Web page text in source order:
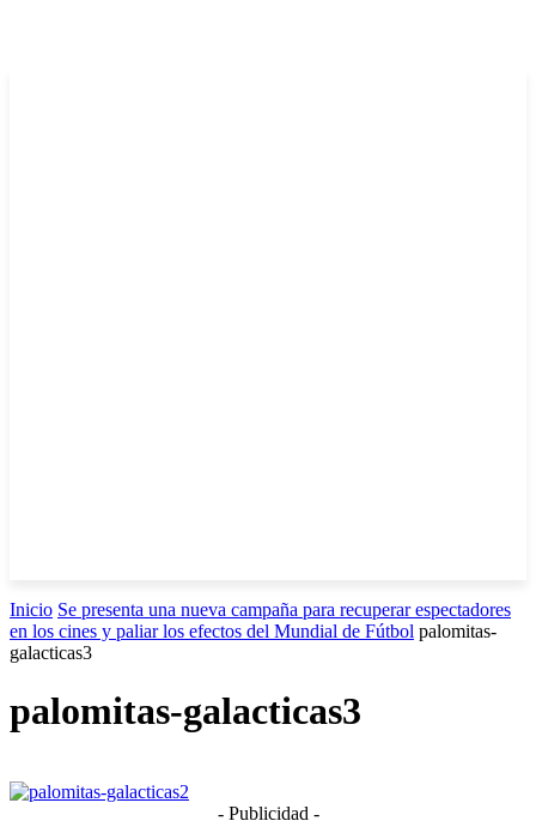
Inicio Se presenta una nueva campaña para recuperar espectadores
en los cines y paliar los efectos del Mundial de Fútbol palomitas-
galacticas3
palomitas-galacticas3
- Publicidad -